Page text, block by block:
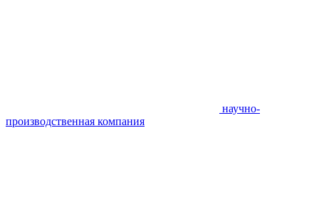
научно-
производственная компания